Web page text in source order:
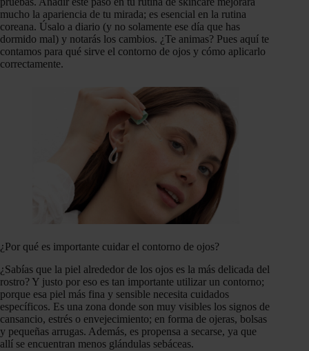
mucho la apariencia de tu mirada; es esencial en la rutina
coreana. Úsalo a diario (y no solamente ese día que has
dormido mal) y notarás los cambios. ¿Te animas? Pues aquí te
contamos para qué sirve el contorno de ojos y cómo aplicarlo
correctamente.
¿Por qué es importante cuidar el contorno de ojos?
¿Sabías que la piel alrededor de los ojos es la más delicada del
rostro? Y justo por eso es tan importante utilizar un contorno;
porque esa piel más fina y sensible necesita cuidados
específicos. Es una zona donde son muy visibles los signos de
cansancio, estrés o envejecimiento; en forma de ojeras, bolsas
y pequeñas arrugas. Además, es propensa a secarse, ya que
allí se encuentran menos glándulas sebáceas.